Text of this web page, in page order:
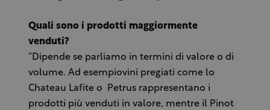
Quali sono i prodotti maggiormente
venduti?
“Dipende se parliamo in termini di valore o di
volume. Ad esempiovini pregiati come lo
Chateau Lafite o Petrus rappresentano i
prodotti più venduti in valore, mentre il Pinot